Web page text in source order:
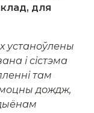
для
устаноўлены
і сістэма
там
дождж,